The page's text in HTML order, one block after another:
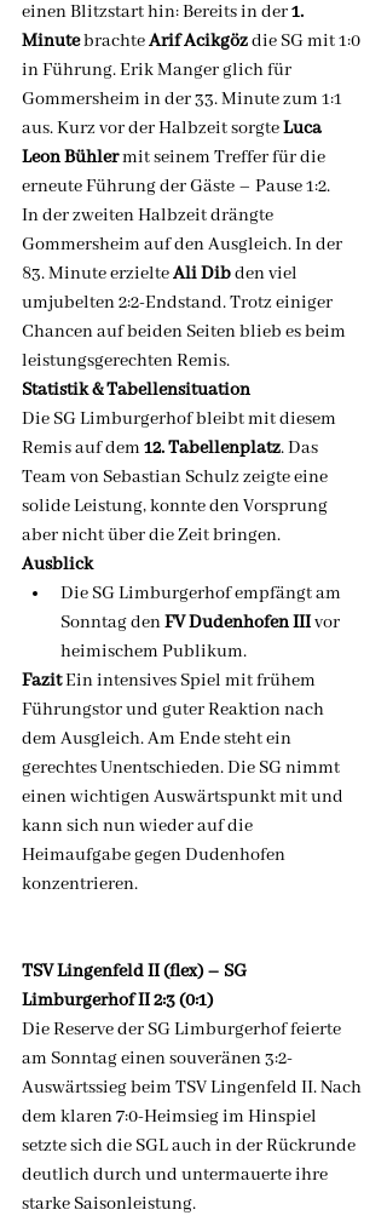
einen Blitzstart hin: Bereits in der 1.
Minute brachte Arif Acikgöz die SG mit 1:0
in Führung. Erik Manger glich für
Gommersheim in der 33. Minute zum 1:1
aus. Kurz vor der Halbzeit sorgte Luca
Leon Bühler mit seinem Treffer für die
erneute Führung der Gäste – Pause 1:2.
In der zweiten Halbzeit drängte
Gommersheim auf den Ausgleich. In der
83. Minute erzielte Ali Dib den viel
umjubelten 2:2-Endstand. Trotz einiger
Chancen auf beiden Seiten blieb es beim
leistungsgerechten Remis.
Statistik & Tabellensituation
Die SG Limburgerhof bleibt mit diesem
Remis auf dem 12. Tabellenplatz. Das
Team von Sebastian Schulz zeigte eine
solide Leistung, konnte den Vorsprung
aber nicht über die Zeit bringen.
Ausblick
Die SG Limburgerhof empfängt am
Sonntag den FV Dudenhofen III vor
heimischem Publikum.
Fazit Ein intensives Spiel mit frühem
Führungstor und guter Reaktion nach
dem Ausgleich. Am Ende steht ein
gerechtes Unentschieden. Die SG nimmt
einen wichtigen Auswärtspunkt mit und
kann sich nun wieder auf die
Heimaufgabe gegen Dudenhofen
konzentrieren.
TSV Lingenfeld II (flex) – SG
Limburgerhof II 2:3 (0:1)
Die Reserve der SG Limburgerhof feierte
am Sonntag einen souveränen 3:2-
Auswärtssieg beim TSV Lingenfeld II. Nach
dem klaren 7:0-Heimsieg im Hinspiel
setzte sich die SGL auch in der Rückrunde
deutlich durch und untermauerte ihre
starke Saisonleistung.